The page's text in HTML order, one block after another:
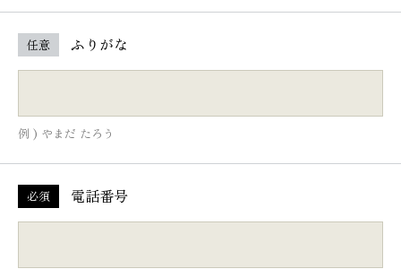
任意 ふりがな
例 ) やまだ たろう
必須 電話番号